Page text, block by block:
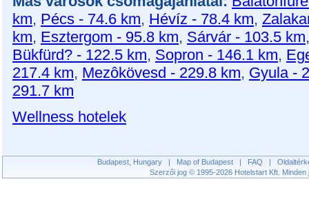
km, Pécs - 74.6 km, Hévíz - 78.4 km,
km, Esztergom - 95.8 km, Sárvár - 103.5 km
Bükfürd? - 122.5 km, Sopron - 146.1 km,
217.4 km, Mezôkövesd - 229.8 km, Gyula -
291.7 km
Wellness hotelek
Budapest, Hungary| Map of Budapest| FAQ |
Szerzői jog © 1995-2026 Hotelstart Kft. Minden